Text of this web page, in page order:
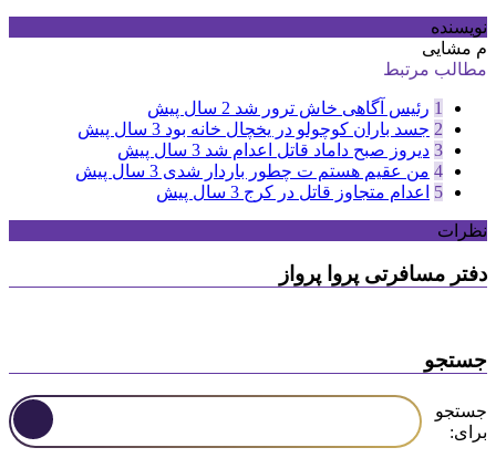
نویسنده
م مشایی
مطالب مرتبط
1 رئیس آگاهی خاش ترور شد 2 سال پیش
2 جسد باران کوچولو در یخچال خانه بود 3 سال پیش
3 دیروز صبح داماد قاتل اعدام شد 3 سال پیش
4 من عقیم هستم ت چطور باردار شدی 3 سال پیش
5
اعدام متجاوز قاتل در کرج 3 سال پیش
نظرات
دفتر مسافرتی پروا پرواز
جستجو
جستجو
برای: